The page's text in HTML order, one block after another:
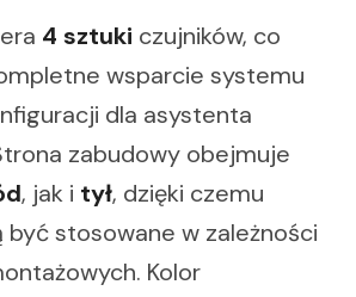
4 sztuki czujników, co
wsparcie systemu
dla asystenta
zabudowy obejmuje
, jak i tył, dzięki czemu
być stosowane w zależności
Kolor